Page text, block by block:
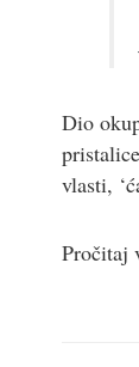
Dio
vlasti,
Pročitaj